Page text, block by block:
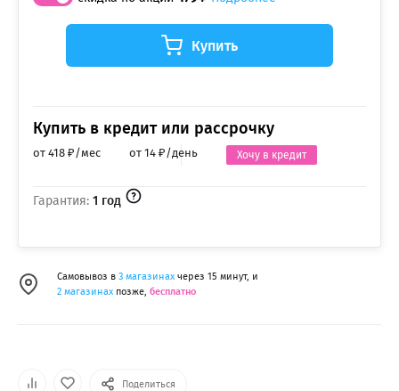
Поделиться
Гарантия: 1 год
Купить
Купить в кредит или рассрочку
от 418 ₽/мес от 14 ₽/день Хочу в кредит
Самовывоз в 3 магазинах через 15 минут, и
2 магазинах позже, бесплатно